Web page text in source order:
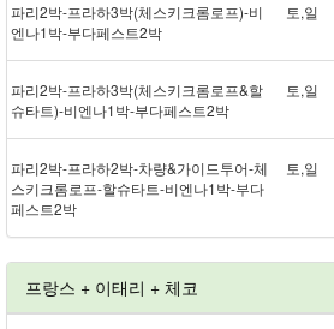
파리 2박 - 프라하 3박(체스키크롬로프) - 비
엔나 1박 - 부다페스트 2박
토,일
파리 2박 - 프라하 3박(체스키크롬로프&할
슈타트) - 비엔나 1박 - 부다페스트 2박
토,일
파리 2박 - 프라하 2박 - 차량&가이드투어 - 체
스키크롬로프 - 할슈타트 - 비엔나 1박 - 부다
페스트 2박
토,일
프랑스 + 이태리 + 체코